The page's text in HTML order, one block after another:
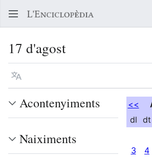
17 d'agost
Llegir en un atre idioma
<<
dl dt
3
4
Acontenyiments
Naiximents